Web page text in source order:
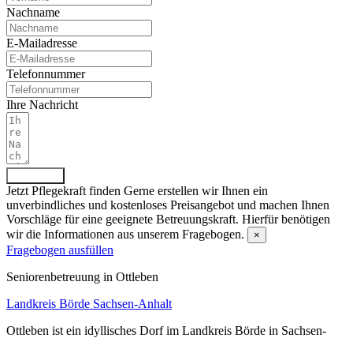
Nachname
E-Mailadresse
Telefonnummer
Ihre Nachricht
Jetzt Pflegekraft finden Gerne erstellen wir Ihnen ein
unverbindliches und kostenloses Preisangebot und machen Ihnen
Vorschläge für eine geeignete Betreuungskraft. Hierfür benötigen
wir die Informationen aus unserem Fragebogen.
×
Fragebogen ausfüllen
Senioren­betreuung in Ottleben
Landkreis Börde Sachsen-Anhalt
Ottleben ist ein idyllisches Dorf im Landkreis Börde in Sachsen-